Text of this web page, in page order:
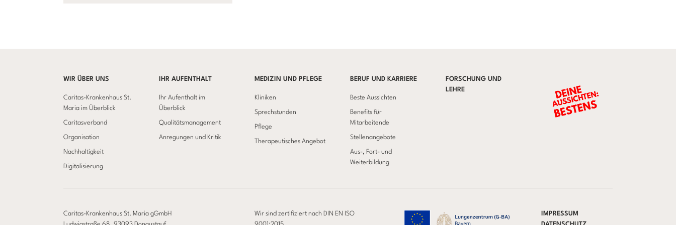
WIR ÜBER UNS
Caritas-Krankenhaus St.
Maria im Überblick
Caritasverband
Organisation
Nachhaltigkeit
Digitalisierung
IHR AUFENTHALT
Ihr Aufenthalt im
Überblick
Qualitätsmanagement
Anregungen und Kritik
MEDIZIN UND PFLEGE
Kliniken
Sprechstunden
Pflege
Therapeutisches Angebot
BERUF UND KARRIERE
Beste Aussichten
Benefits für
Mitarbeitende
Stellenangebote
Aus-, Fort- und
Weiterbildung
FORSCHUNG UND
LEHRE
Caritas-Krankenhaus St. Maria gGmbH
Wir sind zertifiziert nach DIN EN ISO
IMPRESSUM